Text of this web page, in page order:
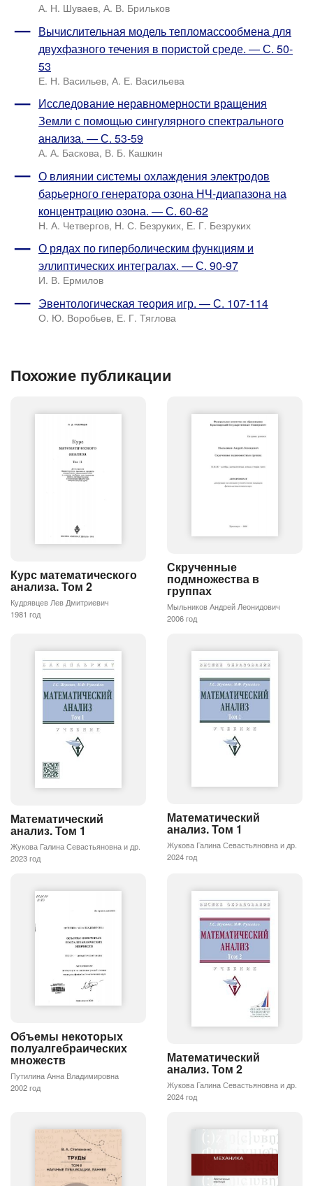
А. Н. Шуваев, А. В. Брильков
Вычислительная модель тепломассообмена для
двухфазного течения в пористой среде. — С. 50-
53
Е. Н. Васильев, А. Е. Васильева
Исследование неравномерности вращения
Земли с помощью сингулярного спектрального
анализа. — С. 53-59
А. А. Баскова, В. Б. Кашкин
О влиянии системы охлаждения электродов
барьерного генератора озона НЧ-диапазона на
концентрацию озона. — С. 60-62
Н. А. Четвергов, Н. С. Безруких, Е. Г. Безруких
О рядах по гиперболическим функциям и
эллиптических интегралах. — С. 90-97
И. В. Ермилов
Эвентологическая теория игр. — С. 107-114
О. Ю. Воробьев, Е. Г. Тяглова
Похожие публикации
Курс математического
анализа. Том 2
Кудрявцев Лев Дмитриевич
1981 год
Скрученные
подмножества в
группах
Мыльников Андрей Леонидович
2006 год
Математический
анализ. Том 1
Жукова Галина Севастьяновна и др.
2023 год
Математический
анализ. Том 1
Жукова Галина Севастьяновна и др.
2024 год
Объемы некоторых
полуалгебраических
множеств
Путилина Анна Владимировна
2002 год
Математический
анализ. Том 2
Жукова Галина Севастьяновна и др.
2024 год